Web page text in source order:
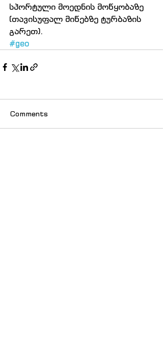
სპორტული მოედნის მოწყობაზე
(თავისუფალ მიწებზე ტურბაზის
გარეთ).
#geo
Comments